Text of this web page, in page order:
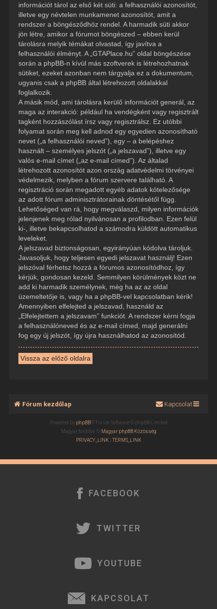
információt tárol az első két süti: a felhasználói azonosítót,
illetve egy névtelen munkamenet azonosítót, amit a
rendszer a böngésződhöz rendel. A harmadik süti akkor
jön létre, amikor a fórumot böngészed – ebben kerül
tárolásra melyik témákat olvastad, így javítva a
felhasználói élményt. A „GTAPlace.hu” oldal böngészése
során a phpBB-n kívül más szoftverek is létrehozhatnak
sütiket, ezeket azonban nem tárgyalja ez a dokumentum,
ugyanis csak a phpBB által létrehozott oldalakkal
foglalkozik.
A másik mód, ami tárolásra kerülő információt generál, az
maga az interakció: például ha vendégként vagy regisztrált
tagként hozzászólást írsz vagy regisztrálsz. Ez utóbbi
folyamat során meg kell adnod egy egyedien azonosítható
nevet („a felhasználói neved”), egy – a belépéshez
használt – személyes jelszót („a jelszavad”), illetve egy
valós e-mail címet („az e-mail címed”). Az általad
létrehozott azonosítót azon ország adatvédelmi törvényei
védelmezik, melyben a fórum szervere található. A
regisztráció során megadott egyéb adatok kötelezősége
az adott fórum adminisztrátorainak döntésétől függ.
Lehetőséged van rá, hogy megválaszd, milyen információk
jelenjenek meg rólad nyilvánosan a profilodban. Ezen felül
ki-, illetve bekapcsolhatod a számodra küldött automatikus
leveleket.
A jelszavad biztonságosan, egyirányúan kódolva tároljuk.
Javasoljuk, hogy teljesen egyedi jelszavat használj! Ezen
jelszóval férhetsz hozzá a fórumos azonosítódhoz, így
kérjük, gondosan kezeld. Semmilyen körülmények közt ne
add ki harmadik személynek, még ha az az oldal
üzemeltetője is, vagy ha a phpBB-vel kapcsolatban kérik!
Amennyiben elfelejted a jelszavad, használd az
„Elfelejtettem a jelszavam” funkciót. A rendszer kérni fogja
a felhasználóneved és az e-mail címed, majd generálni
fog egy új jelszót, így újra használhatod az azonosítód.
Vissza az előző oldalra
Fórum kezdőlap Kapcsolat
Powered by phpBB® Forum Software © phpBB Limited
Magyar fordítás © Magyar phpBB Közösség
PRIVACY_LINK |TERMS_LINK
FACEBOOK
TWITTER
YOUTUBE
KAPCSOLAT